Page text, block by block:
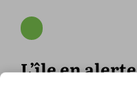
L’île en alerte